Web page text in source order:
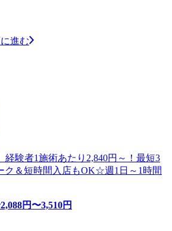
進む
経験者1施術あたり2,840円～！最短3
ク＆短時間入店もOK☆週1日～1時間
2,088円〜3,510円